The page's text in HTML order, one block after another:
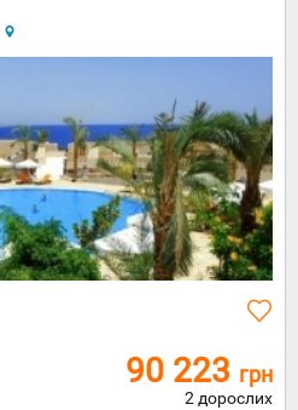
90 223 грн
2 дорослих